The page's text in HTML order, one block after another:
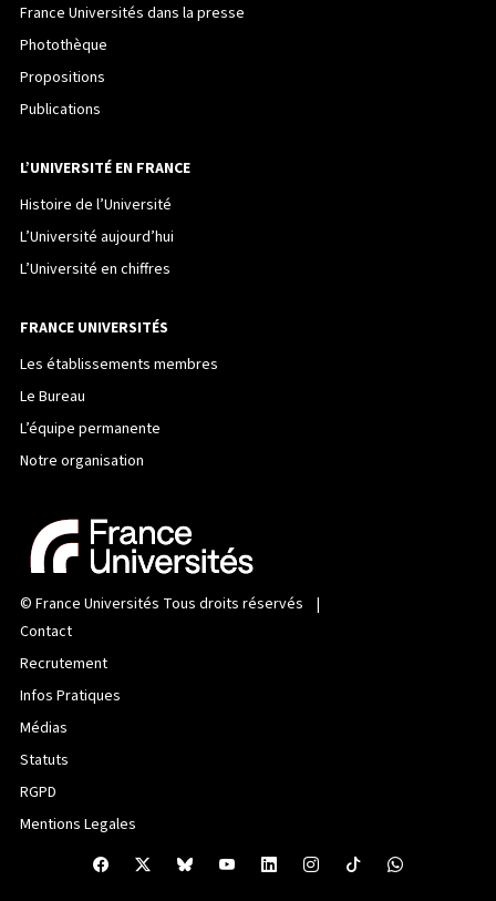
France Universités dans la presse
Photothèque
Propositions
Publications
L’UNIVERSITÉ EN FRANCE
Histoire de l’Université
L’Université aujourd’hui
L’Université en chiffres
FRANCE UNIVERSITÉS
Les établissements membres
Le Bureau
L’équipe permanente
Notre organisation
© France Universités Tous droits réservés |
Contact
Recrutement
Infos Pratiques
Médias
Statuts
RGPD
Mentions Legales